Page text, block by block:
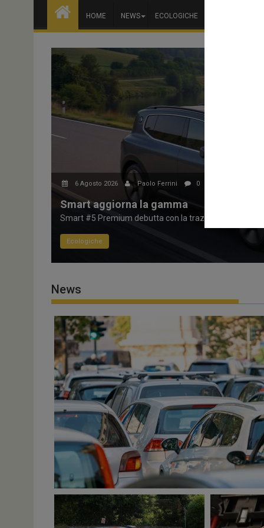
HOME NEWS ECOLOGICHE
6 Agosto 2026 Paolo Ferrini 0
Smart aggiorna la gamma
Smart #5 Premium debutta con la trazione integrale e...
Ecologiche
8 Agosto 2026 Paolo Ferrini 0
Mercedes-Benz Italia amplia l’offerta
Rafforzato anche il ruolo nel canale Car Dealer. I...
Automotive
News